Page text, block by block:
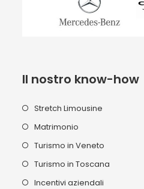
Il nostro know-how
Stretch Limousine
Matrimonio
Turismo in Veneto
Turismo in Toscana
Incentivi aziendali